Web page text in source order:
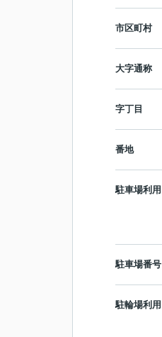
市区町村
大字通称
字丁目
番地
駐車場利用
駐車場番号
駐輪場利用